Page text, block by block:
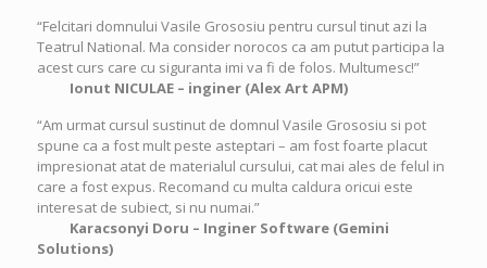
“Felcitari domnului Vasile Grososiu pentru cursul tinut azi la
Teatrul National. Ma consider norocos ca am putut participa la
acest curs care cu siguranta imi va fi de folos. Multumesc!”
Ionut NICULAE – inginer (Alex Art APM)
“Am urmat cursul sustinut de domnul Vasile Grososiu si pot
spune ca a fost mult peste asteptari – am fost foarte placut
impresionat atat de materialul cursului, cat mai ales de felul in
care a fost expus. Recomand cu multa caldura oricui este
interesat de subiect, si nu numai.”
Karacsonyi Doru – Inginer Software (Gemini
Solutions)